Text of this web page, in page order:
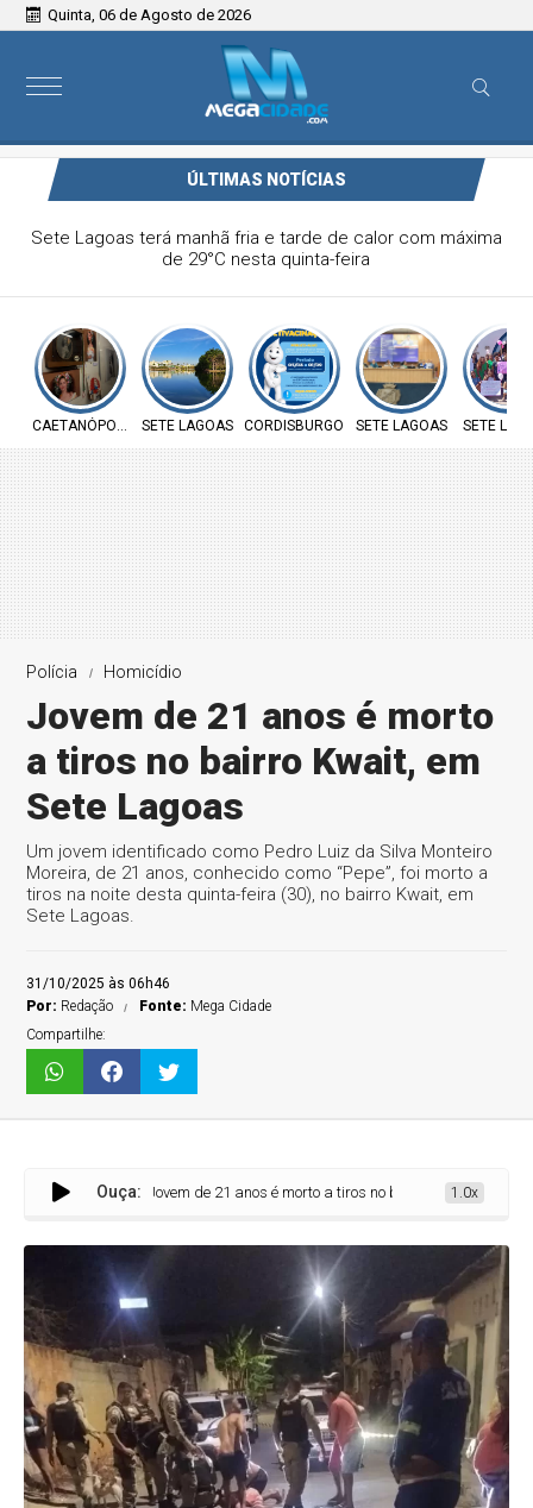
Quinta, 06 de Agosto de 2026
ÚLTIMAS NOTÍCIAS
Sete Lagoas terá manhã fria e tarde de calor com máxima
de 29°C nesta quinta-feira
CAETANÓPOLIS SETE LAGOAS CORDISBURGO SETE LAGOAS SETE
Polícia Homicídio
Jovem de 21 anos é morto
a tiros no bairro Kwait, em
Sete Lagoas
Um jovem identificado como Pedro Luiz da Silva Monteiro
Moreira, de 21 anos, conhecido como “Pepe”, foi morto a
tiros na noite desta quinta-feira (30), no bairro Kwait, em
Sete Lagoas.
31/10/2025 às 06h46
Por: Redação Fonte: Mega Cidade
Compartilhe:
Ouça:
Jovem de 21 anos é morto a tiros no bairro Kwait, em Sete Lagoas
1.0x